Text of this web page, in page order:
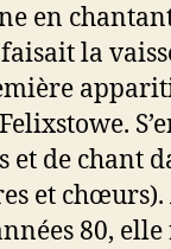
en
la
et de chant
et chœurs).
80,